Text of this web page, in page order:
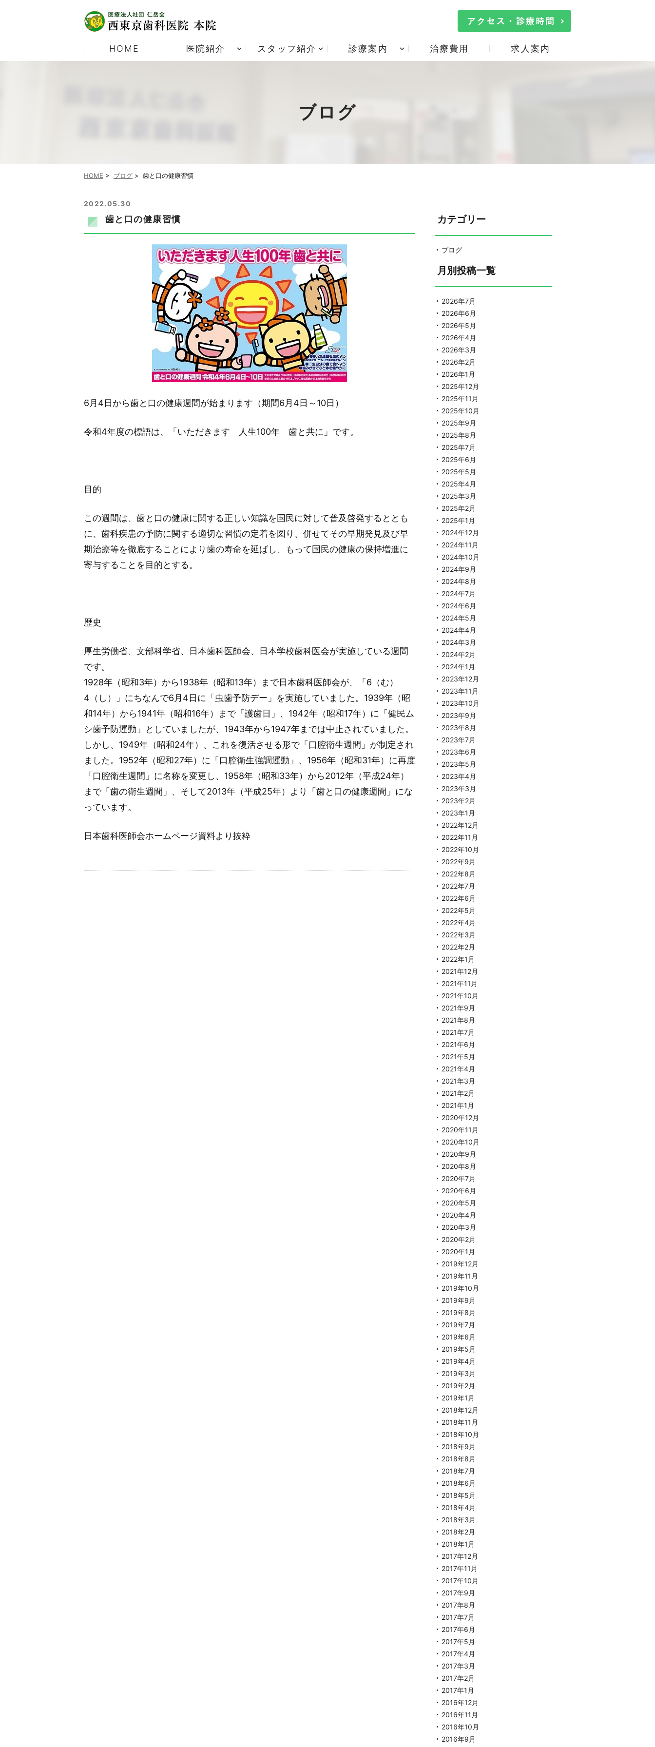
HOME 医院紹介
居宅療養管理指導 重要事
スタッフ紹介 診療案内
インプラント治療
治療費用 求人案内
ブログ
HOME > ブログ > 歯と口の健康習慣
2022.05.30
歯と口の健康習慣
6月4日から歯と口の健康週間が始まります（期間6月4日～10日）
令和4年度の標語は、「いただきます 人生100年 歯と共に」です。
目的
この週間は、歯と口の健康に関する正しい知識を国民に対して普及啓発するととも
に、歯科疾患の予防に関する適切な習慣の定着を図り、併せてその早期発見及び早
期治療等を徹底することにより歯の寿命を延ばし、もって国民の健康の保持増進に
寄与することを目的とする。
歴史
厚生労働省、文部科学省、日本歯科医師会、日本学校歯科医会が実施している週間
です。
1928年（昭和3年）から1938年（昭和13年）まで日本歯科医師会が、「6（む）
4（し）」にちなんで6月4日に「虫歯予防デー」を実施していました。1939年（昭
和14年）から1941年（昭和16年）まで「護歯日」、1942年（昭和17年）に「健民ム
シ歯予防運動」としていましたが、1943年から1947年までは中止されていました。
しかし、1949年（昭和24年）、これを復活させる形で「口腔衛生週間」が制定され
ました。1952年（昭和27年）に「口腔衛生強調運動」、1956年（昭和31年）に再度
「口腔衛生週間」に名称を変更し、1958年（昭和33年）から2012年（平成24年）
まで「歯の衛生週間」、そして2013年（平成25年）より「歯と口の健康週間」にな
っています。
日本歯科医師会ホームページ資料より抜粋
カテゴリー
ブログ
月別投稿一覧
2026年7月
2026年6月
2026年5月
2026年4月
2026年3月
2026年2月
2026年1月
2025年12月
2025年11月
2025年10月
2025年9月
2025年8月
2025年7月
2025年6月
2025年5月
2025年4月
2025年3月
2025年2月
2025年1月
2024年12月
2024年11月
2024年10月
2024年9月
2024年8月
2024年7月
2024年6月
2024年5月
2024年4月
2024年3月
2024年2月
2024年1月
2023年12月
2023年11月
2023年10月
2023年9月
2023年8月
2023年7月
2023年6月
2023年5月
2023年4月
2023年3月
2023年2月
2023年1月
2022年12月
2022年11月
2022年10月
2022年9月
2022年8月
2022年7月
2022年6月
2022年5月
2022年4月
2022年3月
2022年2月
2022年1月
2021年12月
2021年11月
2021年10月
2021年9月
2021年8月
2021年7月
2021年6月
2021年5月
2021年4月
2021年3月
2021年2月
2021年1月
2020年12月
2020年11月
2020年10月
2020年9月
2020年8月
2020年7月
2020年6月
2020年5月
2020年4月
2020年3月
2020年2月
2020年1月
2019年12月
2019年11月
2019年10月
2019年9月
2019年8月
2019年7月
2019年6月
2019年5月
2019年4月
2019年3月
2019年2月
2019年1月
2018年12月
2018年11月
2018年10月
2018年9月
2018年8月
2018年7月
2018年6月
2018年5月
2018年4月
2018年3月
2018年2月
2018年1月
2017年12月
2017年11月
2017年10月
2017年9月
2017年8月
2017年7月
2017年6月
2017年5月
2017年4月
2017年3月
2017年2月
2017年1月
2016年12月
2016年11月
2016年10月
2016年9月